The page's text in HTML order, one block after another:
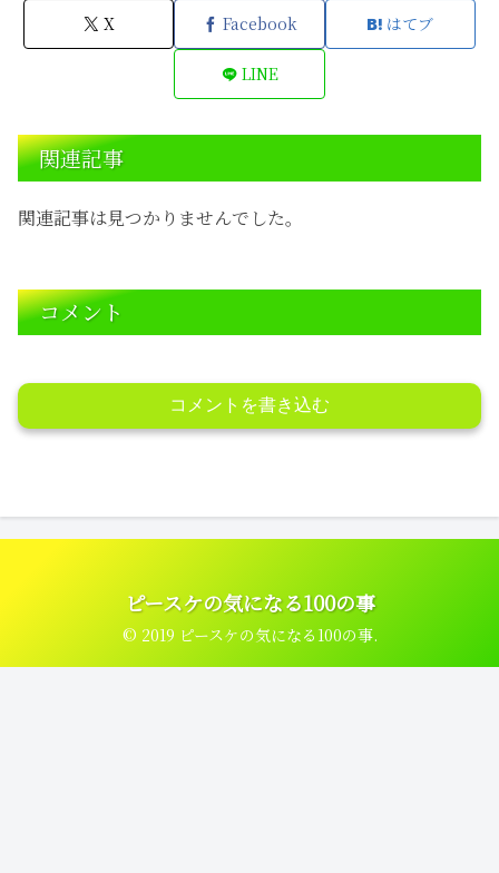
X Facebook はてブ
LINE
関連記事
関連記事は見つかりませんでした。
コメント
コメントを書き込む
ピースケの気になる100の事
© 2019 ピースケの気になる100の事.